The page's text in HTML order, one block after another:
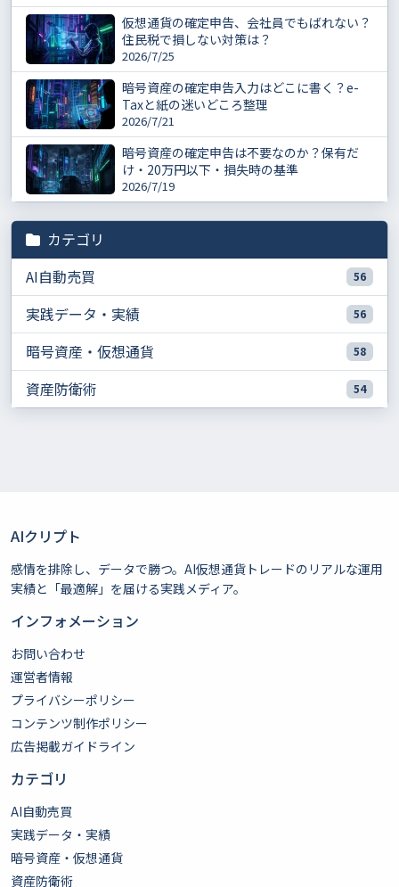
仮想通貨の確定申告、会社員でもばれない？
住民税で損しない対策は？
2026/7/25
暗号資産の確定申告入力はどこに書く？e-
Taxと紙の迷いどころ整理
2026/7/21
暗号資産の確定申告は不要なのか？保有だ
け・20万円以下・損失時の基準
2026/7/19
カテゴリ
AI自動売買
56
実践データ・実績 56
暗号資産・仮想通貨 58
資産防衛術 54
AIクリプト
感情を排除し、データで勝つ。AI仮想通貨トレードのリアルな運用
実績と「最適解」を届ける実践メディア。
インフォメーション
お問い合わせ
運営者情報
プライバシーポリシー
コンテンツ制作ポリシー
広告掲載ガイドライン
カテゴリ
AI自動売買
実践データ・実績
暗号資産・仮想通貨
資産防衛術